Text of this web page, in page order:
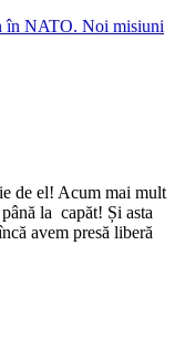
în NATO. Noi misiuni
de el! Acum mai mult
la capăt! Și asta
avem presă liberă